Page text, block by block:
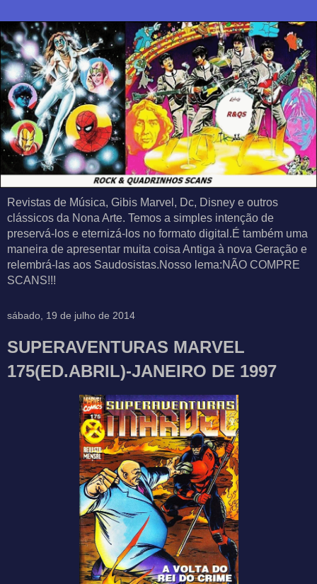
Revistas de Música, Gibis Marvel, Dc, Disney e outros
clássicos da Nona Arte. Temos a simples intenção de
preservá-los e eternizá-los no formato digital.É também uma
maneira de apresentar muita coisa Antiga à nova Geração e
relembrá-las aos Saudosistas.Nosso lema:NÃO COMPRE
SCANS!!!
sábado, 19 de julho de 2014
SUPERAVENTURAS MARVEL
175(ED.ABRIL)-JANEIRO DE 1997